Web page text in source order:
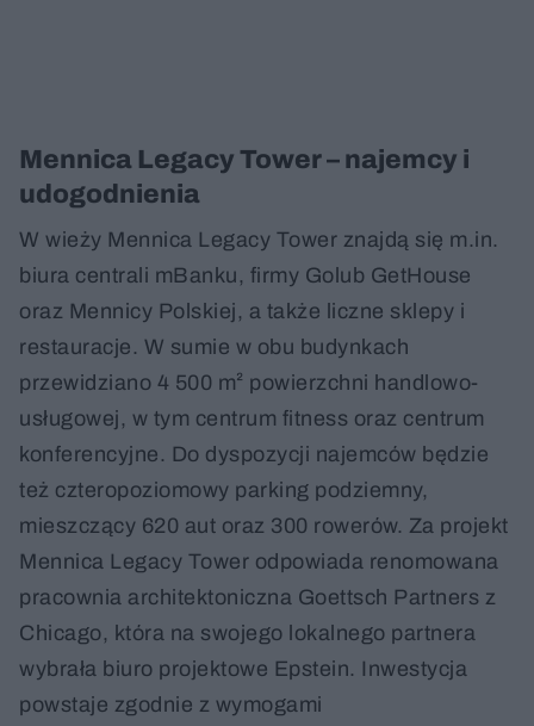
Mennica Legacy Tower – najemcy i
udogodnienia
W wieży Mennica Legacy Tower znajdą się m.in.
biura centrali mBanku, firmy Golub GetHouse
oraz Mennicy Polskiej, a także liczne sklepy i
restauracje. W sumie w obu budynkach
przewidziano 4 500 m² powierzchni handlowo-
usługowej, w tym centrum fitness oraz centrum
konferencyjne. Do dyspozycji najemców będzie
też czteropoziomowy parking podziemny,
mieszczący 620 aut oraz 300 rowerów. Za projekt
Mennica Legacy Tower odpowiada renomowana
pracownia architektoniczna Goettsch Partners z
Chicago, która na swojego lokalnego partnera
wybrała biuro projektowe Epstein. Inwestycja
powstaje zgodnie z wymogami